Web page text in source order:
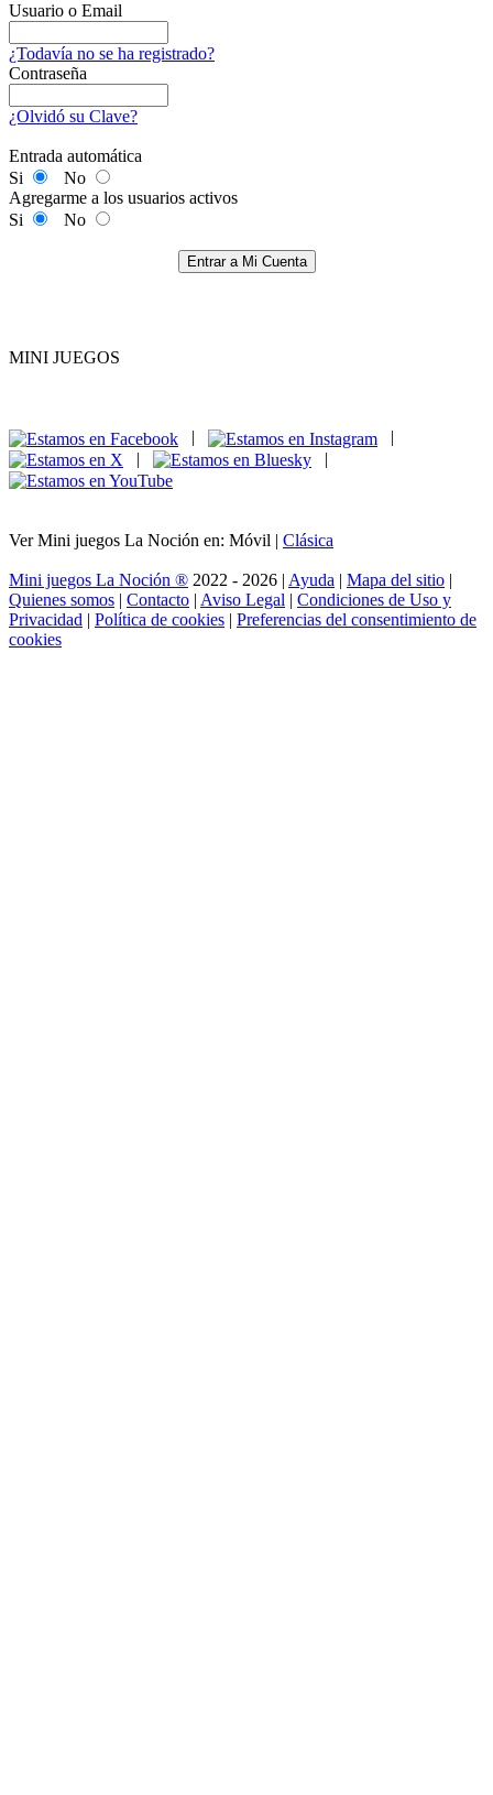
Usuario o Email
¿Todavía no se ha registrado?
Contraseña
¿Olvidó su Clave?
Entrada automática
Si
No
Agregarme a los usuarios activos
Si
No
Entrar a Mi Cuenta
MINI JUEGOS
|
|
Ver Mini juegos La Noción en: Móvil | Clásica
Mini juegos La Noción ® 2022 - 2026 | Ayuda | Mapa del sitio |
Quienes somos | Contacto | Aviso Legal | Condiciones de Uso y
Privacidad | Política de cookies | Preferencias del consentimiento de
cookies